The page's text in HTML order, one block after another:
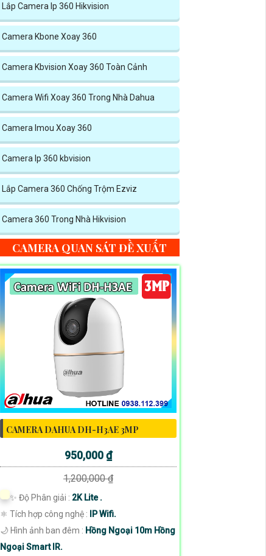
Lắp Camera Ip 360 Hikvision
Camera Kbone Xoay 360
Camera Kbvision Xoay 360 Toàn Cảnh
Camera Wifi Xoay 360 Trong Nhà Dahua
Camera Imou Xoay 360
Camera Ip 360 kbvision
Lắp Camera 360 Chống Trộm Ezviz
Camera 360 Trong Nhà Hikvision
CAMERA QUAN SÁT ĐỀ XUẤT
CAMERA DAHUA DH-H3AE 3MP
950,000 ₫
1,200,000 ₫
✨ Độ Phân giải : 2K Lite .
⚛️ Tích hợp công nghệ :
IP Wifi.
🌙 Hình ảnh ban đêm : Hồng Ngoại 10m Hồng
Ngoại Smart IR.